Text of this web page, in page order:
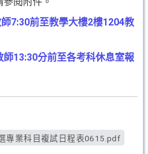
7:30前至教學大樓2樓1204教
師13:30分前至各考科休息室報
專業科目複試日程表0615.pdf